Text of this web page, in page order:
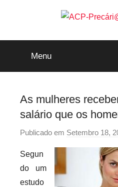
ACP-
Precári@s
Inflexíveis
Menu
As mulheres
salário que os
Publicado em Setembro 18,
Segun
do um
estudo